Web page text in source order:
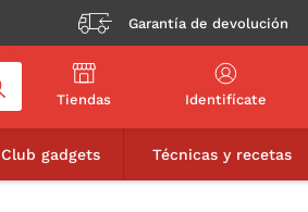
Garantía de devolución
Tiendas Identifícate
Club gadgets Técnicas y recetas